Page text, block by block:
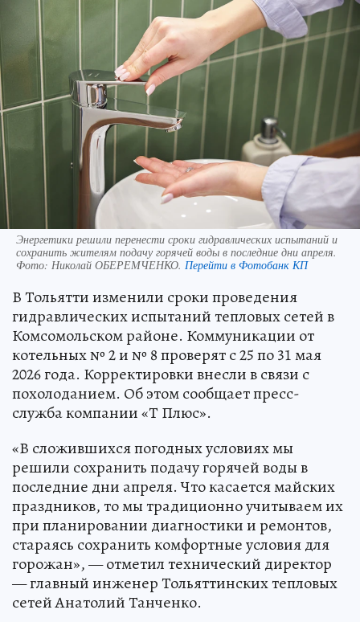
Энергетики решили перенести сроки гидравлических испытаний и
сохранить жителям подачу горячей воды в последние дни апреля.
Фото: Николай ОБЕРЕМЧЕНКО. Перейти в Фотобанк КП
В Тольятти изменили сроки проведения
гидравлических испытаний тепловых сетей в
Комсомольском районе. Коммуникации от
котельных № 2 и № 8 проверят с 25 по 31 мая
2026 года. Корректировки внесли в связи с
похолоданием. Об этом сообщает пресс-
служба компании «Т Плюс».
«В сложившихся погодных условиях мы
решили сохранить подачу горячей воды в
последние дни апреля. Что касается майских
праздников, то мы традиционно учитываем их
при планировании диагностики и ремонтов,
стараясь сохранить комфортные условия для
горожан», — отметил технический директор
— главный инженер Тольяттинских тепловых
сетей Анатолий Танченко.